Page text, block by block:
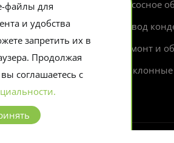
Насосное
Отвод
Ремонт и
файлы для
и удобства
запретить их в
Продолжая
соглашаетесь с